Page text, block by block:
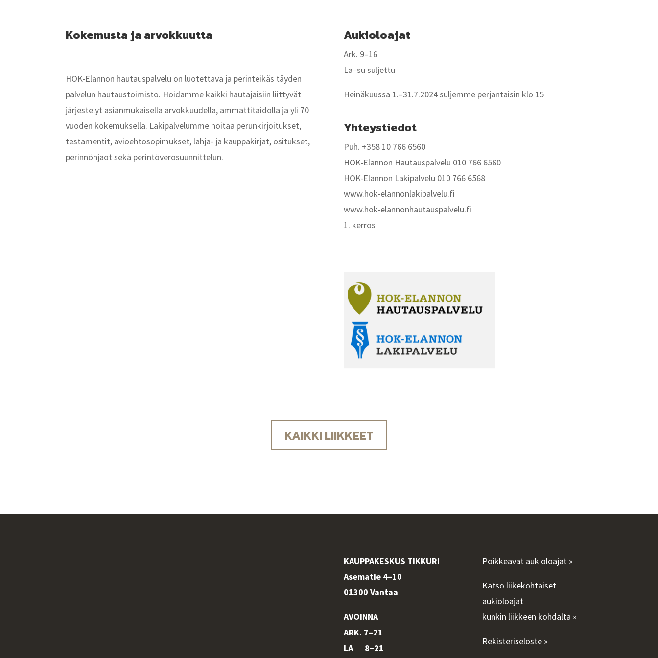
Kokemusta ja arvokkuutta
HOK-Elannon hautauspalvelu on luotettava ja perinteikäs täyden
palvelun hautaustoimisto. Hoidamme kaikki hautajaisiin liittyvät
järjestelyt asianmukaisella arvokkuudella, ammattitaidolla ja yli 70
vuoden kokemuksella. Lakipalvelumme hoitaa perunkirjoitukset,
testamentit, avioehtosopimukset, lahja- ja kauppakirjat, ositukset,
perinnönjaot sekä perintöverosuunnittelun.
Aukioloajat
Ark. 9–16
La–su suljettu
Heinäkuussa 1.–31.7.2024 suljemme perjantaisin klo 15
Yhteystiedot
Puh. +358 10 766 6560
HOK-Elannon Hautauspalvelu 010 766 6560
HOK-Elannon Lakipalvelu 010 766 6568
www.hok-elannonlakipalvelu.fi
www.hok-elannonhautauspalvelu.fi
1. kerros
KAIKKI LIIKKEET
KAUPPAKESKUS TIKKURI
Asematie 4–10
01300 Vantaa
AVOINNA
ARK. 7–21
LA 8–21
Poikkeavat aukioloajat »
Katso liikekohtaiset
aukioloajat
kunkin liikkeen kohdalta »
Rekisteriseloste »